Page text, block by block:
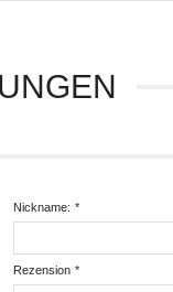
*
Nickname:
*
Rezension